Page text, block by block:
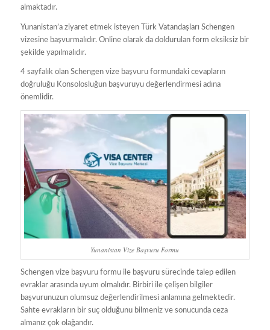
almaktadır.
Yunanistan’a ziyaret etmek isteyen Türk Vatandaşları Schengen
vizesine başvurmalıdır. Online olarak da doldurulan form eksiksiz bir
şekilde yapılmalıdır.
4 sayfalık olan Schengen vize başvuru formundaki cevapların
doğruluğu Konsolosluğun başvuruyu değerlendirmesi adına
önemlidir.
Yunanistan Vize Başvuru Formu
Schengen vize başvuru formu ile başvuru sürecinde talep edilen
evraklar arasında uyum olmalıdır. Birbiri ile çelişen bilgiler
başvurunuzun olumsuz değerlendirilmesi anlamına gelmektedir.
Sahte evrakların bir suç olduğunu bilmeniz ve sonucunda ceza
almanız çok olağandır.